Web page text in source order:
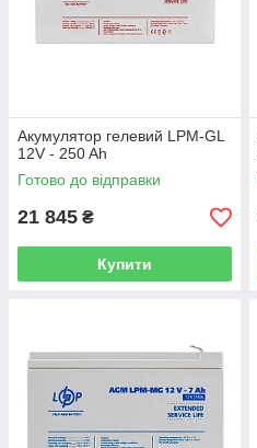
Акумулятор гелевий LPM-GL
12V - 250 Ah
Готово до відправки
21 845 ₴
Купити